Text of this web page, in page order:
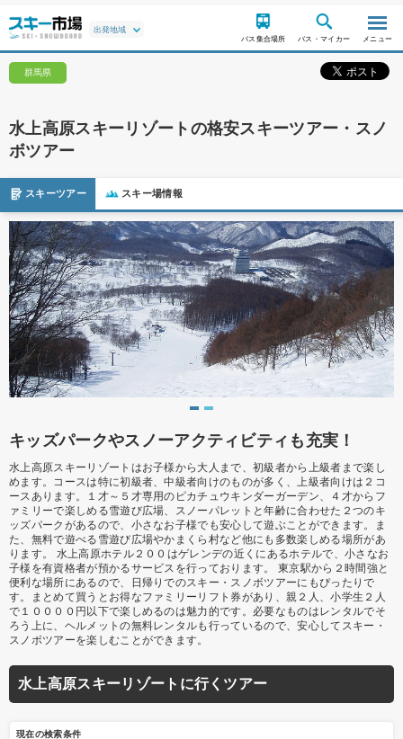
バス集合場所 バス・マイカー メニュー
群馬県
水上高原スキーリゾートの格安スキーツアー・スノ
ボツアー
スキーツアー スキー場情報
キッズパークやスノーアクティビティも充実！
水上高原スキーリゾートはお子様から大人まで、初級者から上級者まで楽し
めます。コースは特に初級者、中級者向けのものが多く、上級者向けは２コ
ースあります。１才～５才専用のピカチュウキンダーガーデン、４才からフ
ァミリーで楽しめる雪遊び広場、スノーパレットと年齢に合わせた２つのキ
ッズパークがあるので、小さなお子様でも安心して遊ぶことができます。ま
た、無料で遊べる雪遊び広場やかまくら村など他にも多数楽しめる場所があ
ります。 水上高原ホテル２００はゲレンデの近くにあるホテルで、小さなお
子様を有資格者が預かるサービスを行っております。 東京駅から２時間強と
便利な場所にあるので、日帰りでのスキー・スノボツアーにもぴったりで
す。まとめて買うとお得なファミリーリフト券があり、親２人、小学生２人
で１００００円以下で楽しめるのは魅力的です。必要なものはレンタルでそ
ろう上に、ヘルメットの無料レンタルも行っているので、安心してスキー・
スノボツアーを楽しむことができます。
水上高原スキーリゾートに行くツアー
現在の検索条件